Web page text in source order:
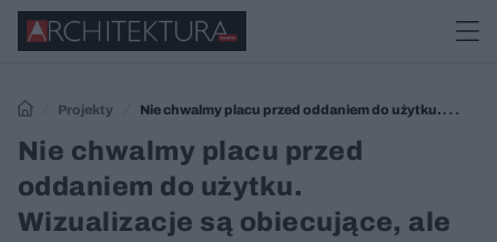
Projekty
Nie chwalmy placu przed oddaniem do użytku.
Wizualizacje są obiecujące, ale nieudane przestrzenie też porasta
Nie chwalmy placu przed
oddaniem do użytku.
Wizualizacje są obiecujące, ale